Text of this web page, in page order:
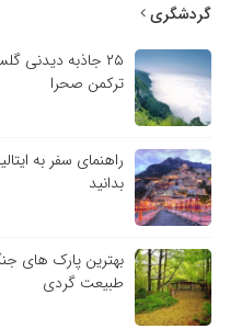
گردشگری
۲۵ جاذبه دیدنی
ترکمن صحرا
راهنمای سفر به
بدانید
بهترین پارک های
طبیعت گردی